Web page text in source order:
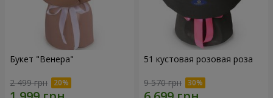
Букет "Венера"
2 499 грн
51 кустовая розовая роза
9 570 грн